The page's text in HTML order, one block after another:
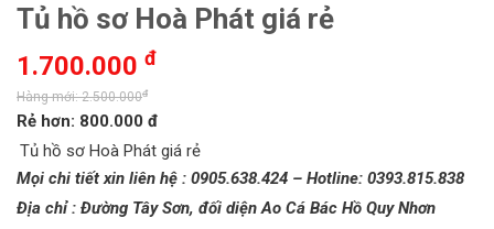
Tủ hồ sơ Hoà Phát giá rẻ
1.700.000 đ
Hàng mới: 2.500.000đ
Rẻ hơn: 800.000 đ
Tủ hồ sơ Hoà Phát giá rẻ
Mọi chi tiết xin liên hệ : 0905.638.424 – Hotline: 0393.815.838
Địa chỉ : Đường Tây Sơn, đối diện Ao Cá Bác Hồ Quy Nhơn